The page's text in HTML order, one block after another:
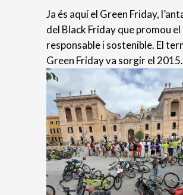
Ja és aquí el Green Friday,
del Black Friday que promou el
responsable i sostenible. El
Green Friday va sorgir el